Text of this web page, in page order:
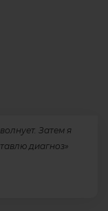
Затем я
диагноз»